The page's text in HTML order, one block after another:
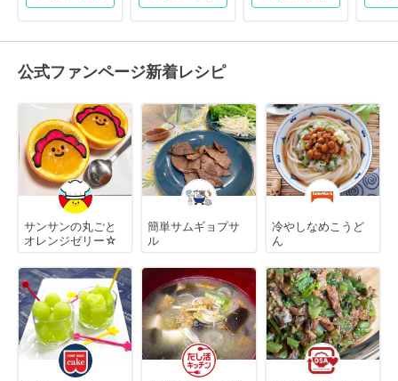
公式ファンページ新着レシピ
サンサンの丸ごと
オレンジゼリー☆
簡単サムギョプサ
ル
冷やしなめこうど
ん